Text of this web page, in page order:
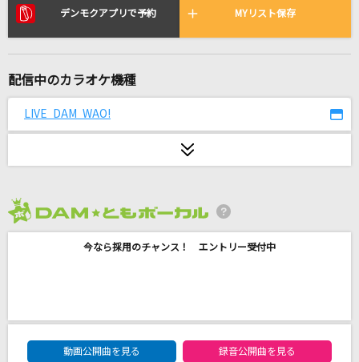
リアルタイムで歌われている曲の一覧
旅立ちの唄
あぶく
藤井フミヤ(藤井郁弥)
デンモクアプリで予約 MYリスト保存
配信中のカラオケ機種
LIVE DAM WAO!
今なら採用のチャンス！ エントリー受付中
DAM★ともボーカルエントリーランキング
動画公開曲を見る
録音公開曲を見る